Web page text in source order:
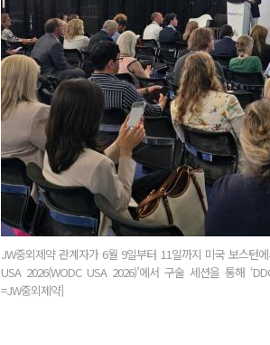
JW중외제약 관계자가 6월 9일부터 11일까지 미국 보스턴
USA 2026(WODC USA 2026)’에서 구술 세션을 통해
=JW중외제약]